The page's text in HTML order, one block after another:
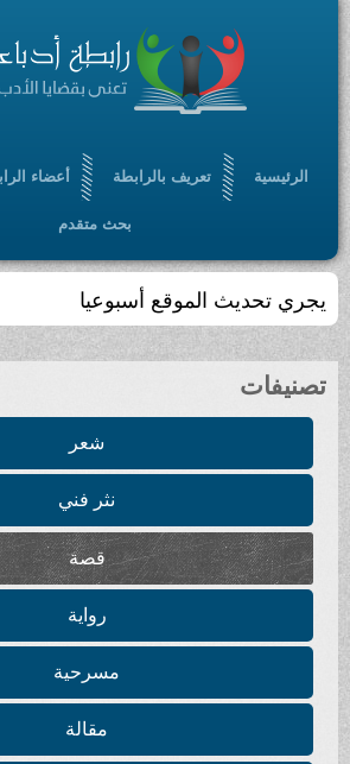
الرئيسية تعريف بالرابطة أعضاء الرابطة
بحث متقدم
يجري تحديث الموقع أسبوعيا
تصنيفات
شعر
نثر فني
قصة
رواية
مسرحية
مقالة